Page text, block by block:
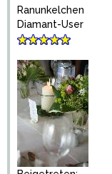
Ranunkelchen
Diamant-User